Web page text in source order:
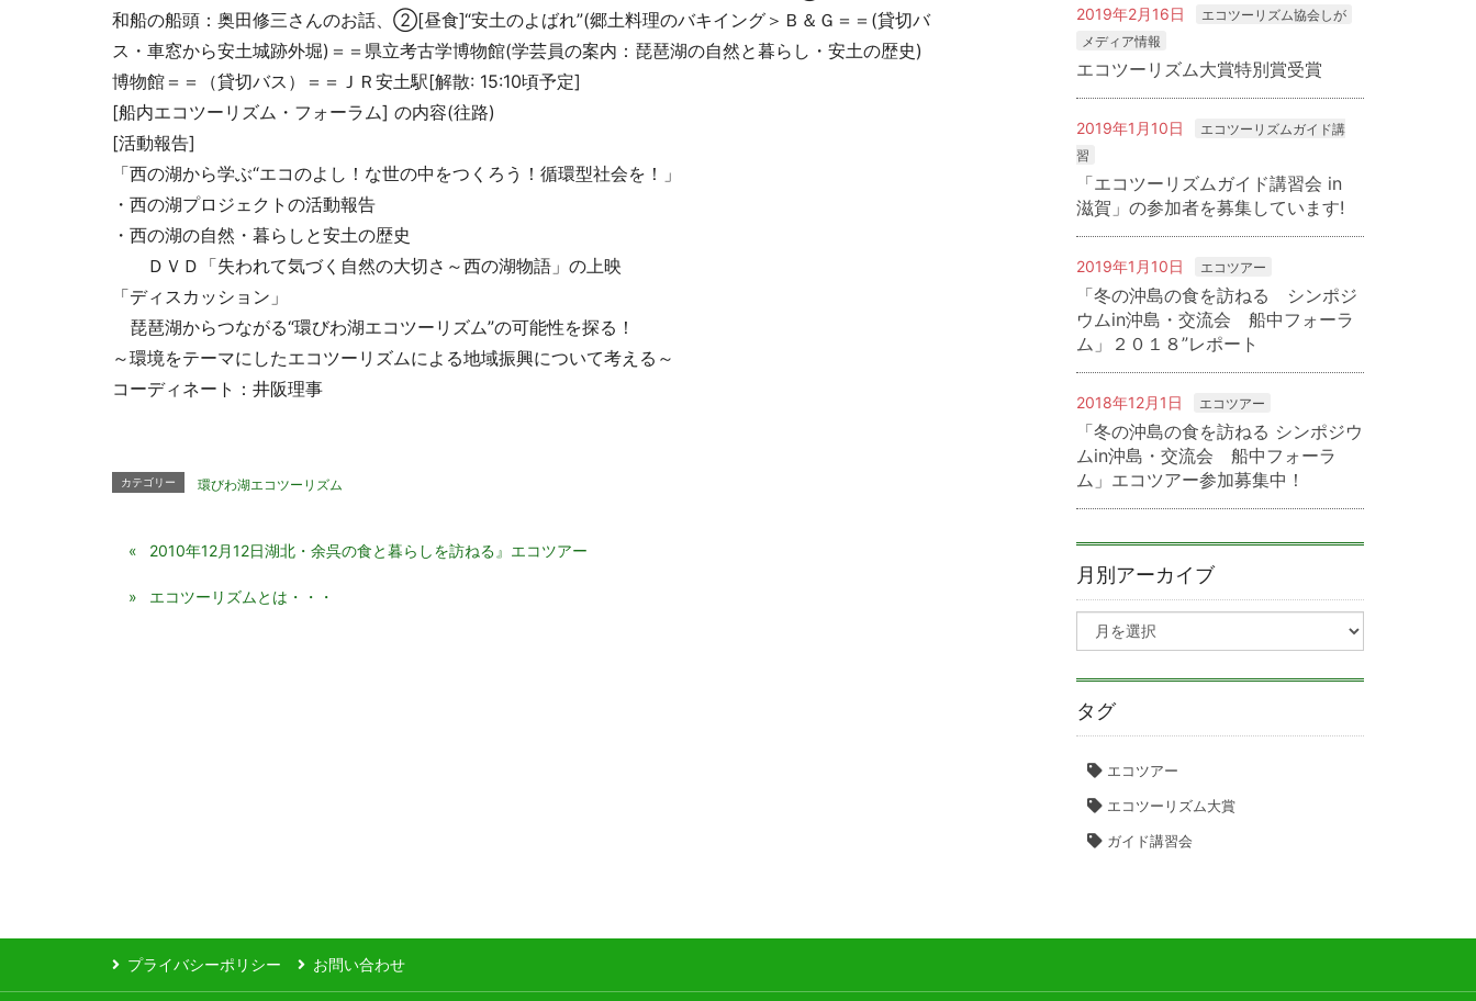
和船の船頭：奥田修三さんのお話、②[昼食]“安土のよばれ”(郷土料理のバキイング＞Ｂ＆Ｇ＝＝(貸切バ
ス・車窓から安土城跡外堀)＝＝県立考古学博物館(学芸員の案内：琵琶湖の自然と暮らし・安土の歴史)
博物館＝＝（貸切バス）＝＝ＪＲ安土駅[解散: 15:10頃予定]
[船内エコツーリズム・フォーラム] の内容(往路)
[活動報告]
「西の湖から学ぶ“エコのよし！な世の中をつくろう！循環型社会を！」
・西の湖プロジェクトの活動報告
・西の湖の自然・暮らしと安土の歴史
ＤＶＤ「失われて気づく自然の大切さ～西の湖物語」の上映
「ディスカッション」
琵琶湖からつながる“環びわ湖エコツーリズム”の可能性を探る！
～環境をテーマにしたエコツーリズムによる地域振興について考える～
コーディネート：井阪理事
カテゴリー 環びわ湖エコツーリズム
2010年12月12日湖北・余呉の食と暮らしを訪ねる』エコツアー
エコツーリズムとは・・・
2019年2月16日
エコツーリズム協会しが
メディア情報
エコツーリズム大賞特別賞受賞
2019年1月10日
エコツーリズムガイド講
習
「エコツーリズムガイド講習会 in
滋賀」の参加者を募集しています!
2019年1月10日 エコツアー
「冬の沖島の食を訪ねる シンポジ
ウムin沖島・交流会 船中フォーラ
ム」２０１８”レポート
2018年12月1日 エコツアー
「冬の沖島の食を訪ねる シンポジウ
ムin沖島・交流会 船中フォーラ
ム」エコツアー参加募集中！
月別アーカイブ
タグ
エコツアー
エコツーリズム大賞
ガイド講習会
プライバシーポリシー お問い合わせ